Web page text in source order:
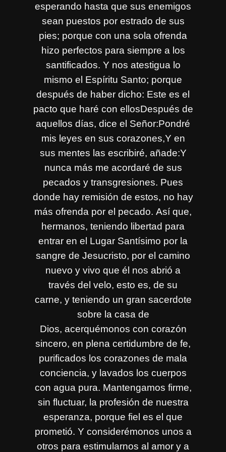
esperando hasta que sus enemigos
sean puestos por estrado de sus
pies; porque con una sola ofrenda
hizo perfectos para siempre a los
santificados. Y nos atestigua lo
mismo el Espíritu Santo; porque
después de haber dicho: Este es el
pacto que haré con ellosDespués de
aquellos días, dice el Señor:Pondré
mis leyes en sus corazones,Y en
sus mentes las escribiré, añade:Y
nunca más me acordaré de sus
pecados y transgresiones. Pues
donde hay remisión de estos, no hay
más ofrenda por el pecado. Así que,
hermanos, teniendo libertad para
entrar en el Lugar Santísimo por la
sangre de Jesucristo, por el camino
nuevo y vivo que él nos abrió a
través del velo, esto es, de su
carne, y teniendo un gran sacerdote
sobre la casa de
Dios, acerquémonos con corazón
sincero, en plena certidumbre de fe,
purificados los corazones de mala
conciencia, y lavados los cuerpos
con agua pura. Mantengamos firme,
sin fluctuar, la profesión de nuestra
esperanza, porque fiel es el que
prometió. Y considerémonos unos a
otros para estimularnos al amor y a